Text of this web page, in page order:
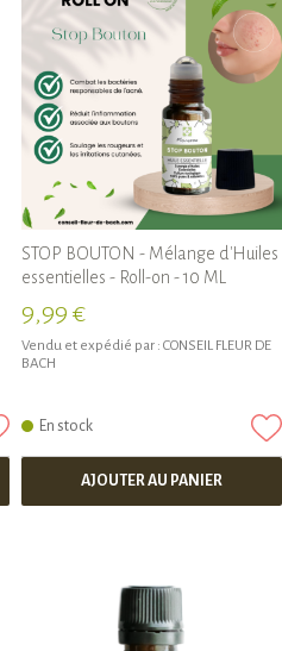
STOP BOUTON - Mélange d'Huiles
essentielles - Roll-on - 10 ML
9,99 €
Vendu et expédié par : CONSEIL FLEUR DE
BACH
En stock
AJOUTER AU PANIER